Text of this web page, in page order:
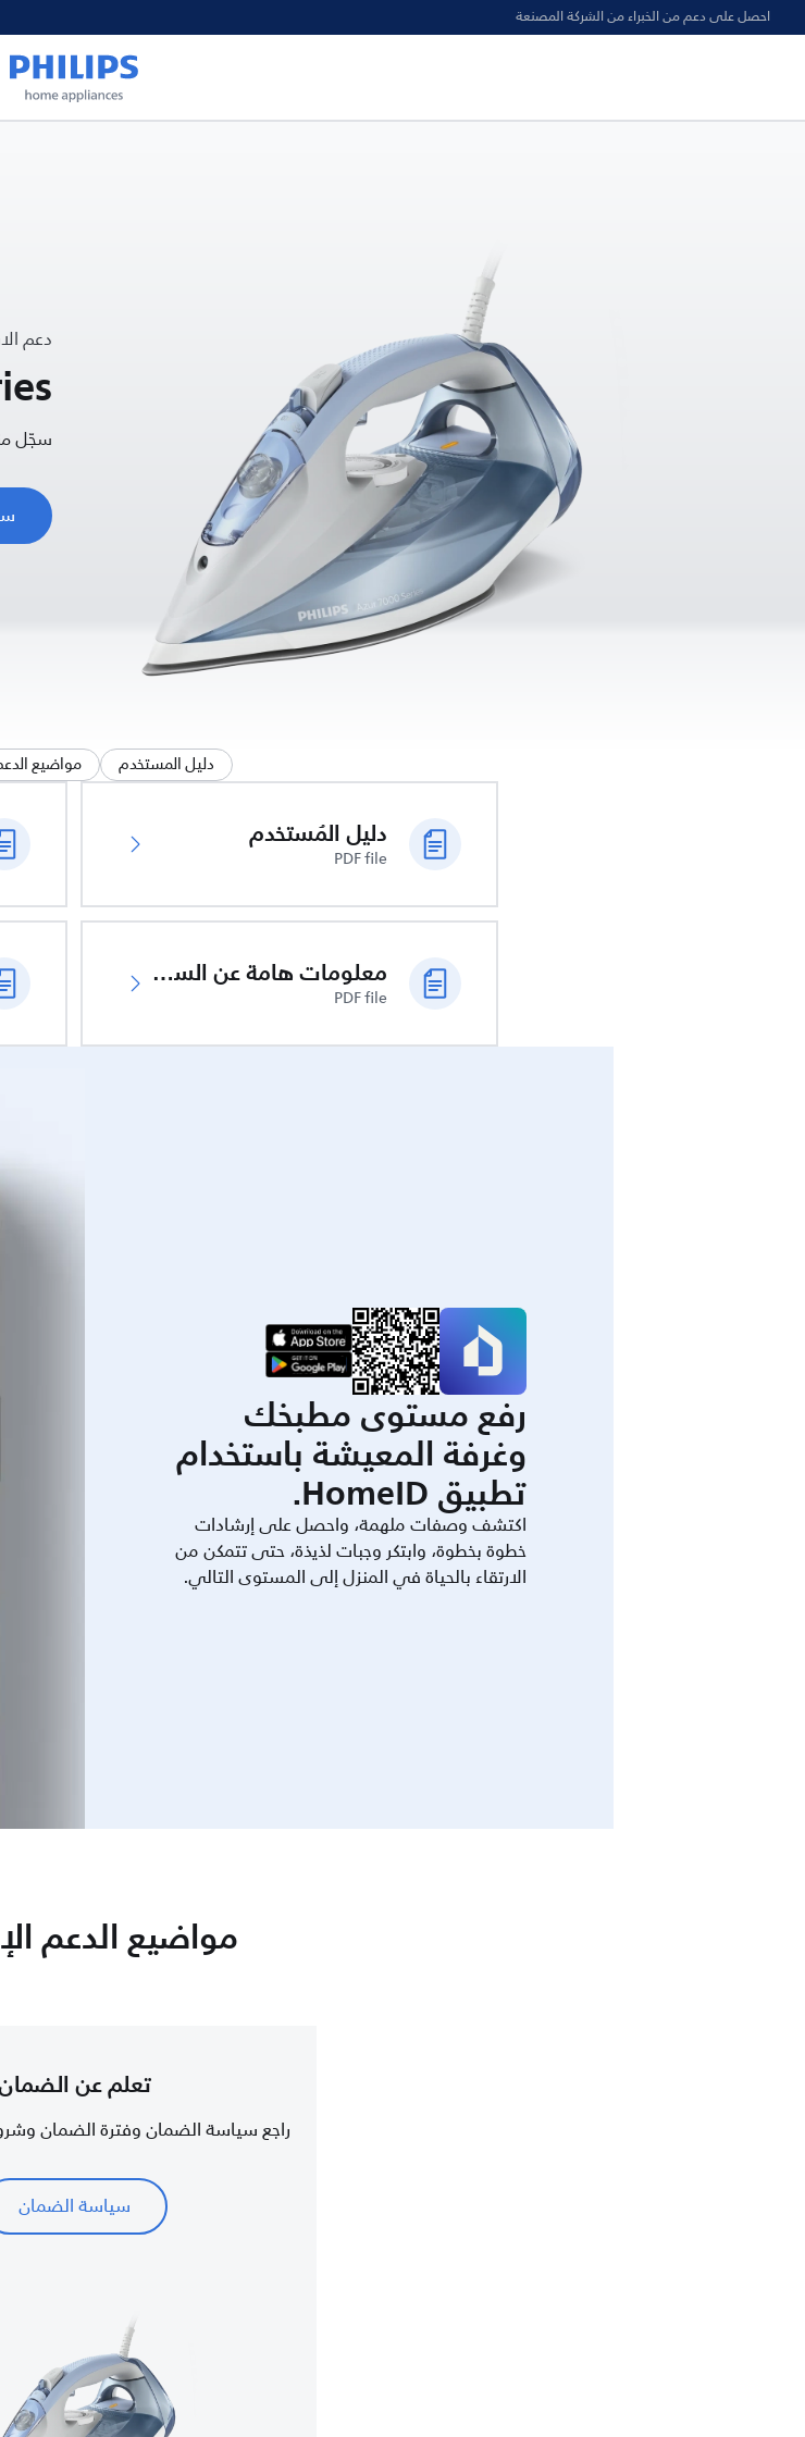
احصل على دعم من الخبراء من الشركة المصنعة
دعم
سجّل
دليل المستخدم مواضيع
دليل المُستخدم
PDF file
معلومات هامة عن السلامة
PDF file
رفع مستوى مطبخك
وغرفة المعيشة باستخدام
تطبيق HomeID.
اكتشف وصفات ملهمة، واحصل على إرشادات
خطوة بخطوة، وابتكر وجبات لذيذة، حتى تتمكن من
الارتقاء بالحياة في المنزل إلى المستوى التالي.
مواضيع الدعم
تعلم عن
راجع سياسة الضمان وفترة الضمان
سياسة الضمان